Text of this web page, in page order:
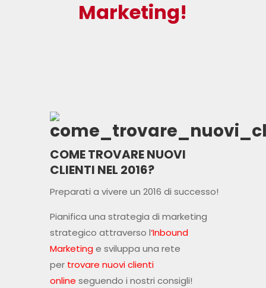
Marketing!
COME TROVARE NUOVI
CLIENTI NEL 2016?
Preparati a vivere un 2016 di successo!
Pianifica una strategia di marketing
strategico attraverso l‘Inbound
Marketing e sviluppa una rete
pertrovare nuovi clienti
online seguendo i nostri consigli!